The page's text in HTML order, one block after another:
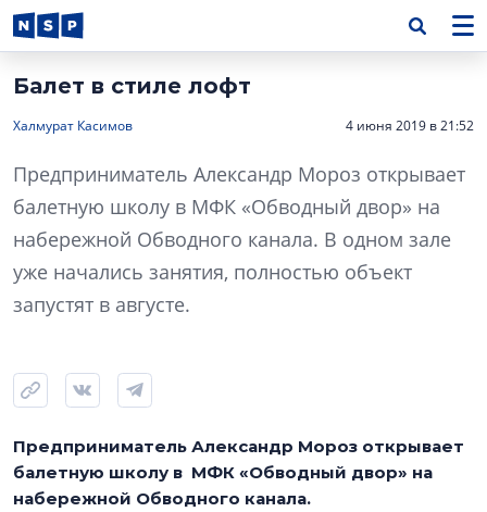
Балет в стиле лофт
Халмурат Касимов 4 июня 2019 в 21:52
Предприниматель Александр Мороз открывает
балетную школу в МФК «Обводный двор» на
набережной Обводного канала. В одном зале
уже начались занятия, полностью объект
запустят в августе.
Предприниматель Александр Мороз открывает
балетную школу в МФК «Обводный двор» на
набережной Обводного канала.